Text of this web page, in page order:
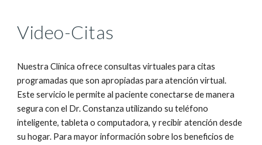
Video-Citas
Nuestra Clínica ofrece consultas virtuales para citas
programadas que son apropiadas para atención virtual.
Este servicio le permite al paciente conectarse de manera
segura con el Dr. Constanza utilizando su teléfono
inteligente, tableta o computadora, y recibir atención desde
su hogar. Para mayor información sobre los beneficios de